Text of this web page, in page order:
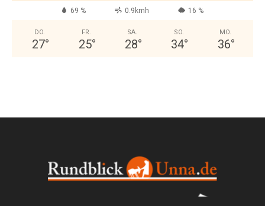
69 % 0.9kmh 16 %
DO.
27°
FR.
25°
SA.
28°
SO.
34°
MO.
36°